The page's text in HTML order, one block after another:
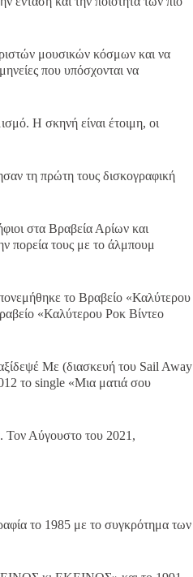
μουσικών κόσμων και να
που υπόσχονται να
Η σκηνή είναι έτοιμη, οι
τη πρώτη τους δισκογραφική
στα Βραβεία Αρίων και
πορεία τους με το άλμπουμ
το Βραβείο «Καλύτερου
«Καλύτερου Ροκ Βίντεο
Με (διασκευή του Sail Away
το single «Μια ματιά σου
Τον Αύγουστο του 2021,
το 1985 με το συγκρότημα των